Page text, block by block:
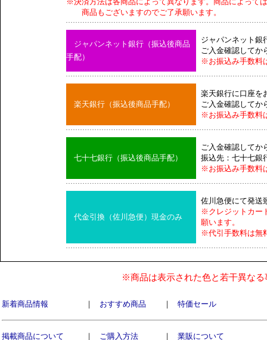
商品もございますのでご了承願います。
ジャパンネット銀行（振込後商品
手配）
ジャパンネット銀
ご入金確認してか
※お振込み手数料
楽天銀行（振込後商品手配）
楽天銀行に口座を
ご入金確認してか
※お振込み手数料
七十七銀行（振込後商品手配）
ご入金確認してか
振込先：七十七銀
※お振込み手数料
代金引換（佐川急便）現金のみ
佐川急便にて発送
※クレジットカー
願います。
※代引手数料は無
※商品は表示された色と若干異な
新着商品情報 ｜ おすすめ商品 ｜ 特価セール
掲載商品について ｜ ご購入方法 ｜ 業販について